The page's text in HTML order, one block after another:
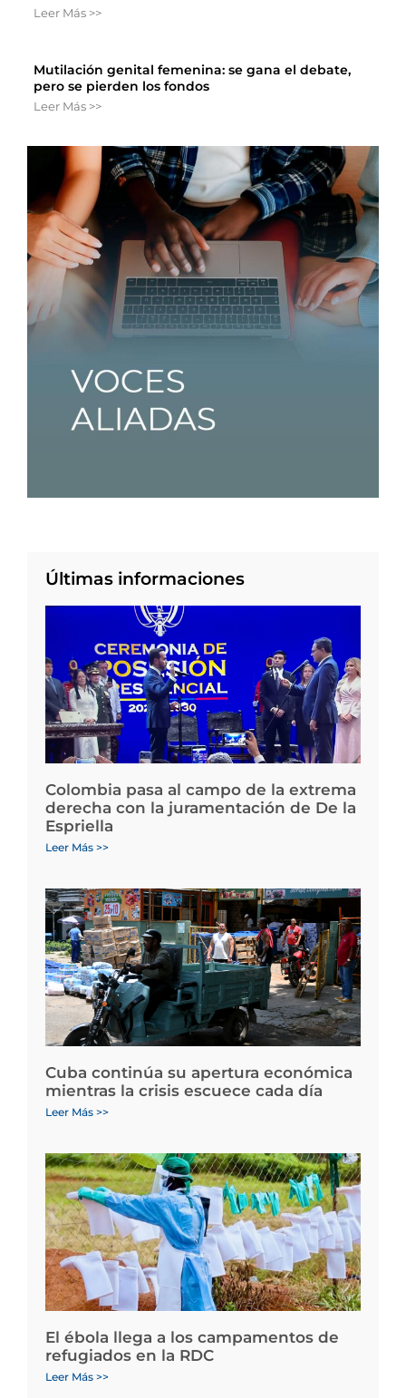
Leer Más >>
Mutilación genital femenina: se gana el debate,
pero se pierden los fondos
Leer Más >>
Últimas informaciones
Colombia pasa al campo de la extrema
derecha con la juramentación de De la
Espriella
Leer Más >>
Cuba continúa su apertura económica
mientras la crisis escuece cada día
Leer Más >>
El ébola llega a los campamentos de
refugiados en la RDC
Leer Más >>